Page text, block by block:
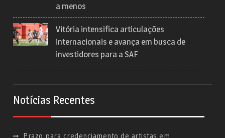
a menos
Vitória intensifica articulações
internacionais e avança em busca de
investidores para a SAF
Notícias Recentes
Prazo para credenciamento de artistas em